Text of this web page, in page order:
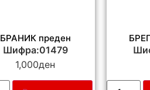
БРАНИК преден
Шифра:01479
1,000ден